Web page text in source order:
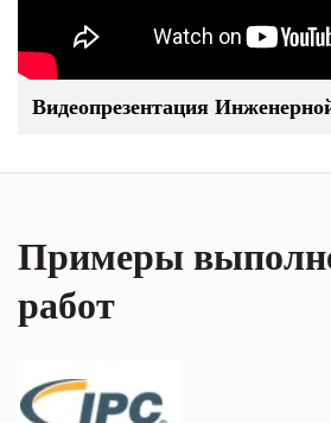
Видеопрезентация
Примеры
работ